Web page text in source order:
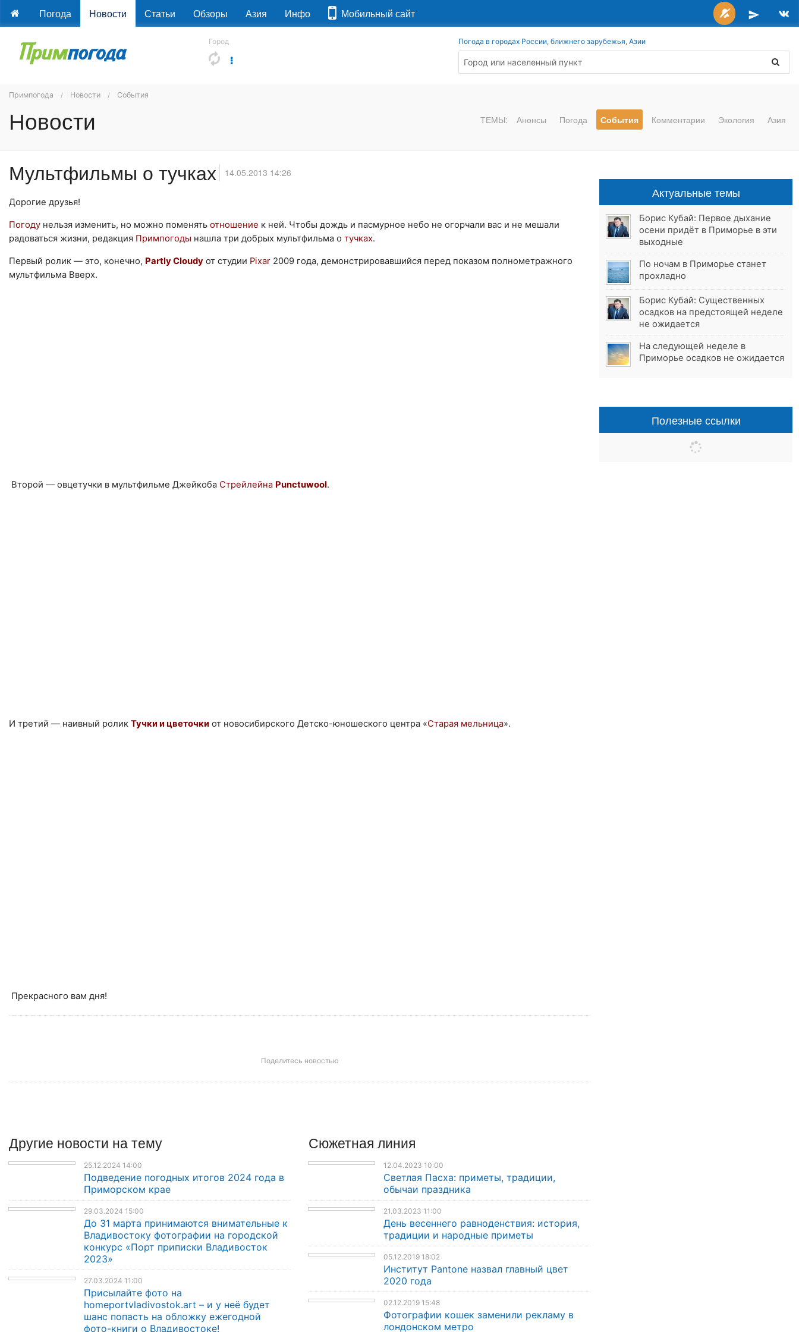
Погода Новости Статьи Обзоры Азия Инфо Мобильный сайт
Город Погода в городах России, ближнего зарубежья, Азии
Примпогода Новости События
Новости ТЕМЫ: Анонсы Погода События Комментарии Экология Азия
Мультфильмы о тучках 14.05.2013 14:26
Дорогие друзья!
Погоду нельзя изменить, но можно поменять отношение к ней. Чтобы дождь и пасмурное небо не огорчали вас и не мешали
радоваться жизни, редакция Примпогоды нашла три добрых мультфильма о тучках.
Первый ролик — это, конечно, Partly Cloudy от студии Pixar 2009 года, демонстрировавшийся перед показом полнометражного
мультфильма Вверх.
Второй — овцетучки в мультфильме Джейкоба Стрейлейна Punctuwool.
И третий — наивный ролик Тучки и цветочки от новосибирского Детско-юношеского центра «Старая мельница».
Прекрасного вам дня!
Поделитесь новостью
Другие новости на тему
25.12.2024 14:00
Подведение погодных итогов 2024 года в
Приморском крае
29.03.2024 15:00
До 31 марта принимаются внимательные к
Владивостоку фотографии на городской
конкурс «Порт приписки Владивосток
2023»
27.03.2024 11:00
Присылайте фото на
homeportvladivostok.art – и у неё будет
шанс попасть на обложку ежегодной
фото-книги о Владивостоке!
Сюжетная линия
12.04.2023 10:00
Светлая Пасха: приметы, традиции,
обычаи праздника
21.03.2023 11:00
День весеннего равноденствия: история,
традиции и народные приметы
05.12.2019 18:02
Институт Pantone назвал главный цвет
2020 года
02.12.2019 15:48
Фотографии кошек заменили рекламу в
лондонском метро
Актуальные темы
Борис Кубай: Первое дыхание
осени придёт в Приморье в эти
выходные
По ночам в Приморье станет
прохладно
Борис Кубай: Существенных
осадков на предстоящей неделе
не ожидается
На следующей неделе в
Приморье осадков не ожидается
Полезные ссылки